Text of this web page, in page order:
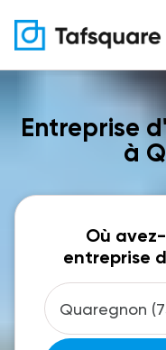
Entreprise
à
Où
entreprise